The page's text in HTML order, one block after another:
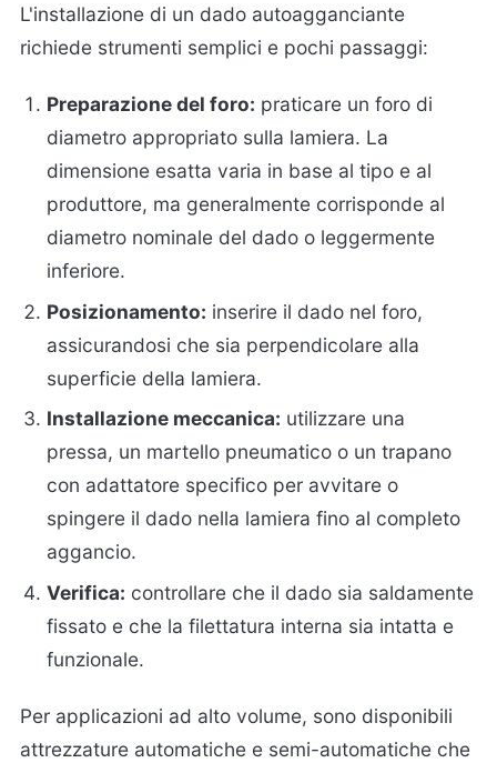
L'installazione di un dado autoagganciante
richiede strumenti semplici e pochi passaggi:
Preparazione del foro: praticare un foro di
diametro appropriato sulla lamiera. La
dimensione esatta varia in base al tipo e al
produttore, ma generalmente corrisponde al
diametro nominale del dado o leggermente
inferiore.
Posizionamento: inserire il dado nel foro,
assicurandosi che sia perpendicolare alla
superficie della lamiera.
Installazione meccanica: utilizzare una
pressa, un martello pneumatico o un trapano
con adattatore specifico per avvitare o
spingere il dado nella lamiera fino al completo
aggancio.
Verifica: controllare che il dado sia saldamente
fissato e che la filettatura interna sia intatta e
funzionale.
Per applicazioni ad alto volume, sono disponibili
attrezzature automatiche e semi-automatiche che